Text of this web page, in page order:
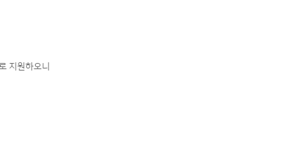
지원하오니